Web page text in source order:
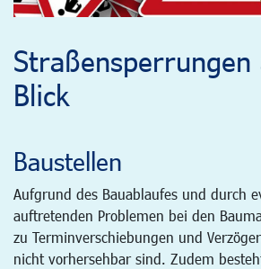
Straßensperrungen
Blick
Baustellen
Aufgrund des Bauablaufes und durch
auftretenden Problemen bei den
zu Terminverschiebungen und
nicht vorhersehbar sind. Zudem